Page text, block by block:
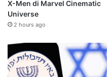
X-Men di Marvel Cinematic
Universe
2 hours ago